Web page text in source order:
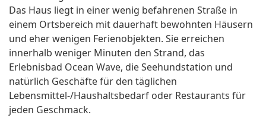
Das Haus liegt in einer wenig befahrenen Straße in
einem Ortsbereich mit dauerhaft bewohnten Häusern
und eher wenigen Ferienobjekten. Sie erreichen
innerhalb weniger Minuten den Strand, das
Erlebnisbad Ocean Wave, die Seehundstation und
natürlich Geschäfte für den täglichen
Lebensmittel-/Haushaltsbedarf oder Restaurants für
jeden Geschmack.